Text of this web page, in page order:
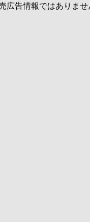
広告情報ではありま